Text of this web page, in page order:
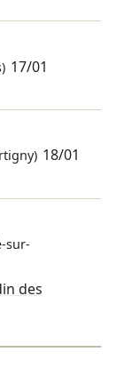
17/01
18/01
sur-
des